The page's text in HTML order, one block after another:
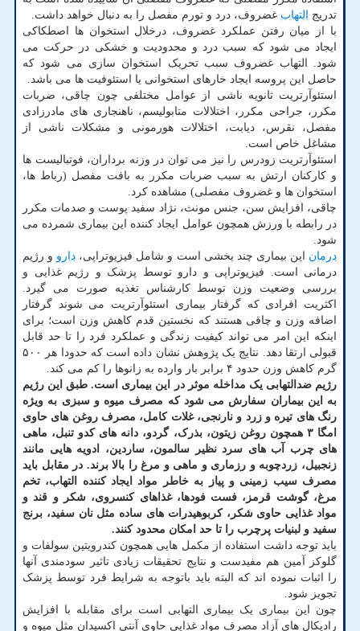
تدریج التهاب غضروف، درد و تورم مفصل را به دنبال خواهد داشت.
با از میان رفتن عملکرد غضروف، درخلال استخوان ها اصطکاکی
ایجاد می شود که سبب درد و محدودیت و خشکی در حرکت می
شود. التهاب غضروف سبب تحریک استخوان سازی می شود که
حاصل این پروسه ایجاد خارهای استخوانی یا استئوفیت ها می باشد.
استئوآرتریت ثانویه ناشی از عوامل مختلفی چون چاقی، ضربات
مکرر، جراحی مکرر، اختلالات متابولیسم، ناهنجاری­ های مادرزادی
مفصل، نقرس، دیابت، اختلالات هورمونی و مشکلات ناشی از
مشاغل خاص است.
استئوآرتریت زودرس را نیز می توان در وزنه برداران، فوتبالیست ها
و کارکنان ارتش به سبب ضربات مکرر به بافت مفصل (رباط­ ها،
استخوان­ ها و غضروف مفصلی) مشاهده کرد.
چاقی، افزایش سن، جنس مونث، نژاد سفید پوست و صدمات مکرر
در رابطه با ورزش همچون عوامل ایجاد کننده این بیماری شمرده می
شود.
درمان این بیماری چند بخشی است و شامل فیزیوتراپی، دارو و رژیم
درمانی است. فیزیوتراپی و دارو توسط پزشک و رژیم غذایی و
بررسی وضعیت وزن توسط کارشناس تغذیه صورت می گیرد.
اکثریت افرادی که گرفتار بیماری استئوآرتریت می شوند گرفتار
اضافه وزن و چاقی هستند که نخستین قدم کاهش وزن است؛ برای
اینکه این امر می تواند کیفیت زندگی و عملکرد فرد را تا حد قابل
قبولی ارتقا دهد. نتایج یک پژوهش نشان داده است که حدودا هر ۵۰۰
گرم کاهش وزن حدود ۴ برابر بار وارده به زانوها را کم می کند.
رژیم ضدالتهابی یک مداخله موثر در این بیماری است. طبق این رژیم
به این بیماران سفارش می شود که مصرف میوه و سبزی به ویژه
رنگ های تیره و زرد و نارنجی، غلات کامل، مصرف روغن های حاوی
امگا ۳ همچون روغن زیتون، بذرک، گردو، دانه های کدو تنبل، ماهی
های چرب آب های سرد نظیر سالمون، ساردین، ادویه هایی مانند
زنجبیل، زردچوبه و رزماری و ماهی و مرغ را بالا برند. در مقابل باید
مصرف سیب زمینی و پیاز به خاطر مواد ایجاد کننده التهاب، تخم
مرغ، گوشت قرمز، فست فودها، غذاهای کنسروی، شکر و قند و
مواد غذایی حاوی شکر، کربوهیدرات های ساده مثل نان سفید، برنج
سفید و لبنیات پرچرب را تا حد امکان محدود کنند.
باید توجه داشت استفاده از مکمل هایی همچون کندرویتین سولفات و
گلوکز آمین هم مفیدست و نتایج تحقیقات زیادی تاثیر سودمندی آنها
را اثبات نموده اند که البته باید باتوجه به شرایط فرد توسط پزشک
تجویز شود.
چون این بیماری یک بیماری التهابی است برای مقابله با افزایش
رادیکال های آزاد مصرف مواد غذایی حاوی آنتی اکسیدان مثل میوه و